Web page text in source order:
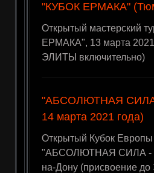
"КУБОК ЕРМАКА"
Открытый мастерский
ЕРМАКА", 13 марта
ЭЛИТЫ включительно)
"АБСОЛЮТНАЯ СИЛА -
14 марта 2021 года)
Открытый Кубок
"АБСОЛЮТНАЯ СИЛА - II",
на-Дону (присвоение